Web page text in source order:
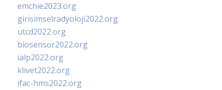
emchie2023.org
girisimselradyoloji2022.org
utcd2022.org
biosensor2022.org
ialp2022.org
klivet2022.org
ifac-hms2022.org